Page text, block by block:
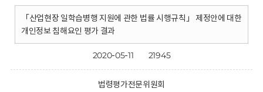
「산업현장 일학습병행 지원에 관한 법률 시행규칙」 제정안에 대한
개인정보 침해요인 평가 결과
2020-05-11 21945
법령평가전문위원회